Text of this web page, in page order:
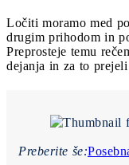
Ločiti moramo med
drugim prihodom in
Preprosteje temu
dejanja in za to
Preberite še: